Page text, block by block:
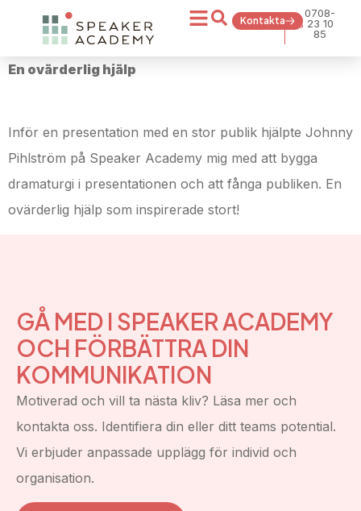
Kontakta
0708-
23 10
85
En ovärderlig hjälp
Inför en presentation med en stor publik hjälpte Johnny
Pihlström på Speaker Academy mig med att bygga
dramaturgi i presentationen och att fånga publiken. En
ovärderlig hjälp som inspirerade stort!
GÅ MED I SPEAKER ACADEMY
OCH FÖRBÄTTRA DIN
KOMMUNIKATION
Motiverad och vill ta nästa kliv? Läsa mer och
kontakta oss. Identifiera din eller ditt teams potential.
Vi erbjuder anpassade upplägg för individ och
organisation.